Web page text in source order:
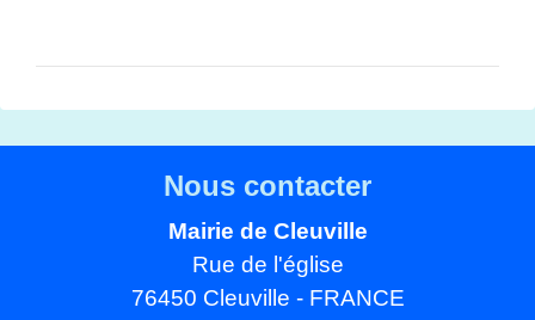
Nous contacter
Mairie de Cleuville
Rue de l'église
76450 Cleuville - FRANCE